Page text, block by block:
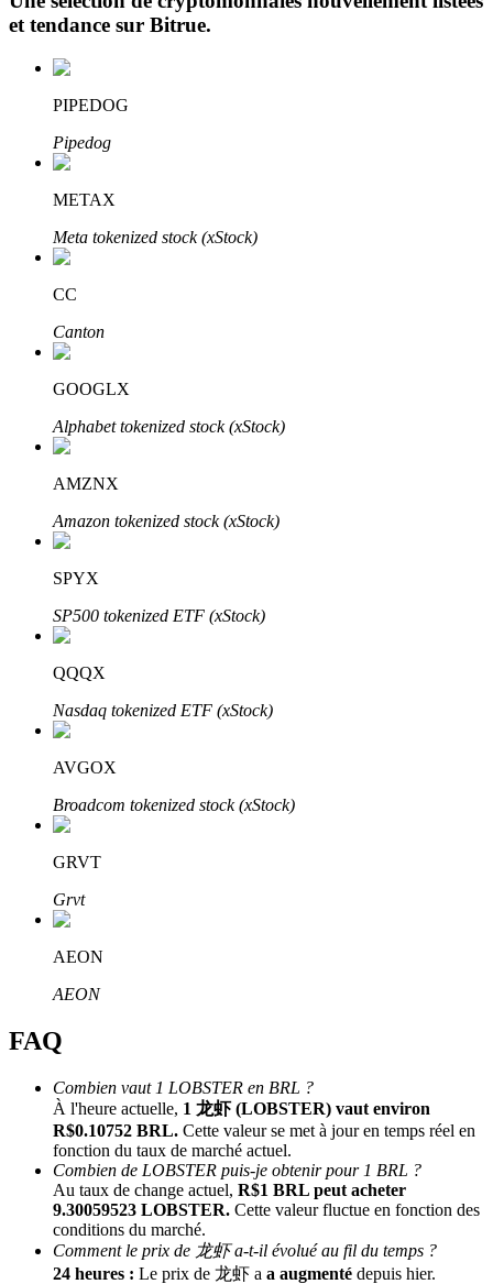
Apprenez le Staking
Découvrez comment gagner un revenu passif
Bitrue
AI
Partenaires Bitrue
Affiliés Bitrue
Jusqu'à 65 % de commissions !
Parrainage
Invitez un ami pour recevoir des récompenses en espèces
BTC Welcome Rewards
et tendance sur Bitrue.
PIPEDOG
Pipedog
METAX
Meta tokenized stock (xStock)
CC
Canton
GOOGLX
Alphabet tokenized stock (xStock)
AMZNX
Amazon tokenized stock (xStock)
SPYX
SP500 tokenized ETF (xStock)
QQQX
Nasdaq tokenized ETF (xStock)
AVGOX
Broadcom tokenized stock (xStock)
GRVT
Grvt
AEON
AEON
FAQ
Combien vaut 1 LOBSTER en BRL ?
À l'heure actuelle, 1 龙虾 (LOBSTER) vaut environ
R$0.10752 BRL. Cette valeur se met à jour en temps réel en
fonction du taux de marché actuel.
Combien de LOBSTER puis-je obtenir pour 1 BRL ?
Au taux de change actuel, R$1 BRL peut acheter
9.30059523 LOBSTER. Cette valeur fluctue en fonction des
conditions du marché.
Comment le prix de 龙虾 a-t-il évolué au fil du temps ?
24 heures : Le prix de 龙虾 a a augmenté depuis hier.